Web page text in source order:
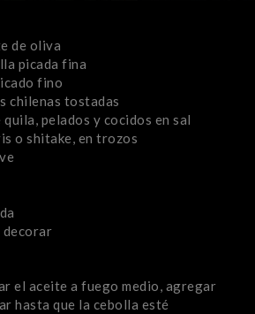
de oliva
picada fina
fino
chilenas tostadas
pelados y cocidos en sal
o shitake, en trozos
decorar
el aceite a fuego medio, agregar
hasta que la cebolla esté